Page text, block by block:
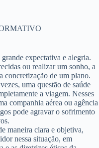
expectativa e alegria.
ou realizar um sonho, a
concretização de um plano.
uma questão de saúde
a viagem. Nesses
companhia aérea ou agência
pode agravar o sofrimento
maneira clara e objetiva,
nessa situação, em